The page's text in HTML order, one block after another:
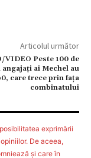
Articolul următor
VIDEO Peste 100 de
angajaţi ai Mechel au
care trece prin fața
combinatului
exprimării
De aceea,
şi care în